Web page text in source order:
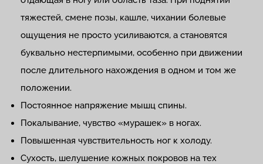
тяжестей, смене позы, кашле, чихании болевые
ощущения не просто усиливаются, а становятся
буквально нестерпимыми, особенно при движении
после длительного нахождения в одном и том же
положении.
Постоянное напряжение мышц спины.
Покалывание, чувство «мурашек» в ногах.
Повышенная чувствительность ног к холоду.
Сухость, шелушение кожных покровов на тех